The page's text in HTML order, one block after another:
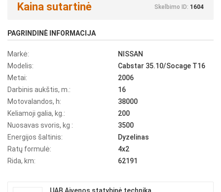
Kaina sutartinė Skelbimo ID: 1604
PAGRINDINĖ INFORMACIJA
Markė:
NISSAN
Modelis:
Cabstar 35.10/Socage T16
Metai:
2006
Darbinis aukštis, m.:
16
Motovalandos, h:
38000
Keliamoji galia, kg.:
200
Nuosavas svoris, kg :
3500
Energijos šaltinis:
Dyzelinas
Ratų formulė:
4x2
Rida, km:
62191